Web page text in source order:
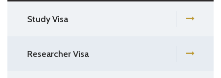
Study Visa
Researcher Visa